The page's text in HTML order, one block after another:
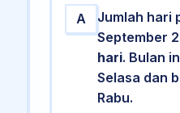
A
Jumlah hari
September
hari. Bulan
Selasa dan
Rabu.